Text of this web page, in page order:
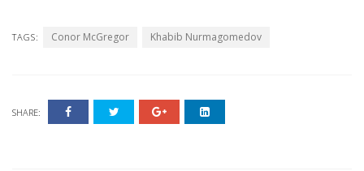
TAGS: Conor McGregor Khabib Nurmagomedov
SHARE: